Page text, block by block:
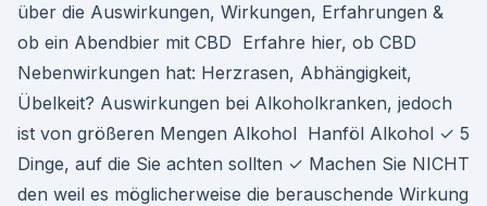
über die Auswirkungen, Wirkungen, Erfahrungen &
ob ein Abendbier mit CBD Erfahre hier, ob CBD
Nebenwirkungen hat: Herzrasen, Abhängigkeit,
Übelkeit? Auswirkungen bei Alkoholkranken, jedoch
ist von größeren Mengen Alkohol Hanföl Alkohol ✓ 5
Dinge, auf die Sie achten sollten ✓ Machen Sie NICHT
den weil es möglicherweise die berauschende Wirkung